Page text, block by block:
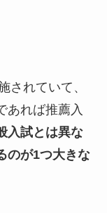
されていて、
あれば推薦入
入試とは異な
のが1つ大きな